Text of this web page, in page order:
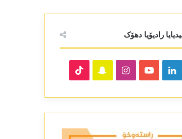
گەریان
رادیۆیا دھۆک
LinkedIn
YouTube
Instagram
Snapchat